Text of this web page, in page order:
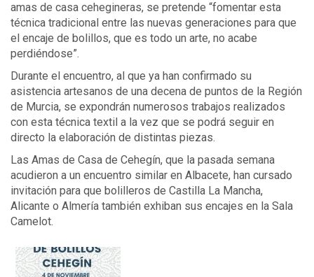
amas de casa cehegineras, se pretende “fomentar esta
técnica tradicional entre las nuevas generaciones para que
el encaje de bolillos, que es todo un arte, no acabe
perdiéndose”.
Durante el encuentro, al que ya han confirmado su
asistencia artesanos de una decena de puntos de la Región
de Murcia, se expondrán numerosos trabajos realizados
con esta técnica textil a la vez que se podrá seguir en
directo la elaboración de distintas piezas.
Las Amas de Casa de Cehegín, que la pasada semana
acudieron a un encuentro similar en Albacete, han cursado
invitación para que bolilleros de Castilla La Mancha,
Alicante o Almería también exhiban sus encajes en la Sala
Camelot.